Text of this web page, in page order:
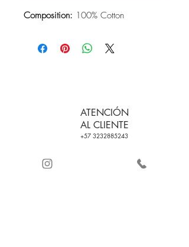
Composition: 100% Cotton
ATENCIÓN
AL CLIENTE
+57 3232885243